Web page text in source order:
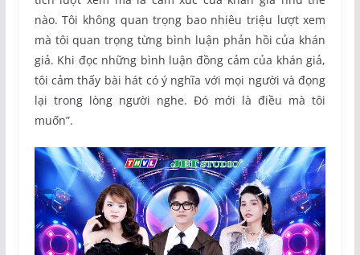
nào. Tôi không quan trọng bao nhiêu triệu lượt xem
mà tôi quan trọng từng bình luận phản hồi của khán
giả. Khi đọc những bình luận đồng cảm của khán giả,
tôi cảm thấy bài hát có ý nghĩa với mọi người và đọng
lại trong lòng người nghe. Đó mới là điều mà tôi
muốn”.